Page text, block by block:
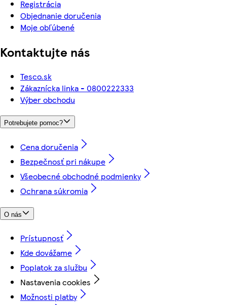
Registrácia
Objednanie doručenia
Moje obľúbené
Kontaktujte nás
Tesco.sk
Zákaznícka linka - 0800222333
Výber obchodu
Potrebujete pomoc?
Cena doručenia
Bezpečnosť pri nákupe
Všeobecné obchodné podmienky
Ochrana súkromia
O nás
Prístupnosť
Kde dovážame
Poplatok za službu
Nastavenia cookies
Možnosti platby